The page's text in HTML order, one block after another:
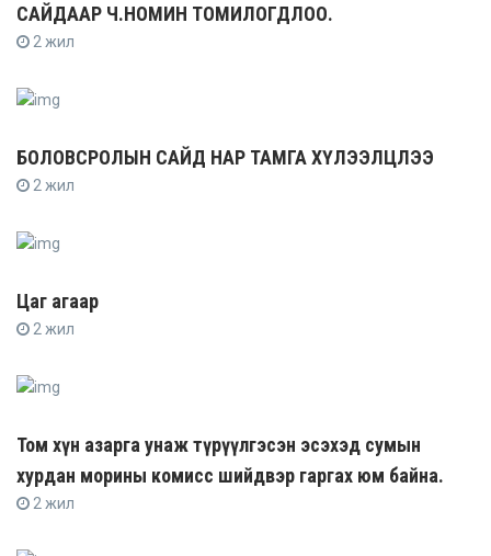
САЙДААР Ч.НОМИН ТОМИЛОГДЛОО.
2 жил
БОЛОВСРОЛЫН САЙД НАР ТАМГА ХҮЛЭЭЛЦЛЭЭ
2 жил
Цаг агаар
2 жил
Том хүн азарга унаж түрүүлгэсэн эсэхэд сумын
хурдан морины комисс шийдвэр гаргах юм байна.
2 жил